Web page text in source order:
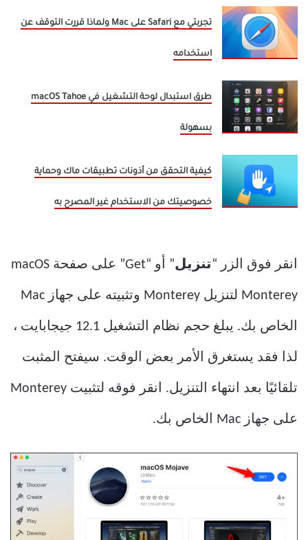
تجربتي مع Safari على Mac ولماذا قررت التوقف عن
استخدامه
طرق استبدال لوحة التشغيل في macOS Tahoe
بسهولة
كيفية التحقق من أذونات تطبيقات ماك وحماية
خصوصيتك من الاستخدام غير المصرح به
انقر فوق الزر “ تنزيل ” أو “Get” على صفحة macOS
Monterey لتنزيل Monterey وتثبيته على جهاز Mac
الخاص بك. يبلغ حجم نظام التشغيل 12.1 جيجابايت ،
لذا فقد يستغرق الأمر بعض الوقت. سيفتح المثبت
تلقائيًا بعد انتهاء التنزيل. انقر فوقه لتثبيت Monterey
على جهاز Mac الخاص بك.